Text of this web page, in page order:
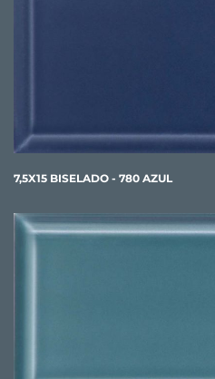
7,5X15 BISELADO - 780 AZUL